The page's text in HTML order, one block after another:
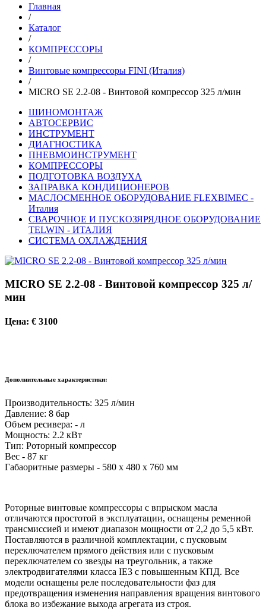
Главная
/
Каталог
/
КОМПРЕССОРЫ
/
Винтовые компрессоры FINI (Италия)
/
MICRO SE 2.2-08 - Винтовой компрессор 325 л/мин
ШИНОМОНТАЖ
АВТОСЕРВИС
ИНСТРУМЕНТ
ДИАГНОСТИКА
ПНЕВМОИНСТРУМЕНТ
КОМПРЕССОРЫ
ПОДГОТОВКА ВОЗДУХА
ЗАПРАВКА КОНДИЦИОНЕРОВ
МАСЛОСМЕННОЕ ОБОРУДОВАНИЕ FLEXBIMEC -
Италия
СВАРОЧНОЕ И ПУСКОЗЯРЯДНОЕ ОБОРУДОВАНИЕ
TELWIN - ИТАЛИЯ
СИСТЕМА ОХЛАЖДЕНИЯ
MICRO SE 2.2-08 - Винтовой компрессор 325 л/
мин
Цена: € 3100
Дополнительные характеристики:
Производительность: 325 л/мин
Давление: 8 бар
Объем ресивера: - л
Мощность: 2.2 кВт
Тип: Роторный компрессор
Вес - 87 кг
Габаоритные размеры - 580 x 480 x 760 мм
Роторные винтовые компрессоры с впрыском масла
отличаются простотой в эксплуатации, оснащены ременной
трансмиссией и имеют диапазон мощности от 2,2 до 5,5 кВт.
Поставляются в различной комплектации, с пусковым
переключателем прямого действия или с пусковым
переключателем со звезды на треугольник, а также
электродвигателями класса IE3 с повышенным КПД. Все
модели оснащены реле последовательности фаз для
предотвращения изменения направления вращения винтового
блока во избежание выхода агрегата из строя.